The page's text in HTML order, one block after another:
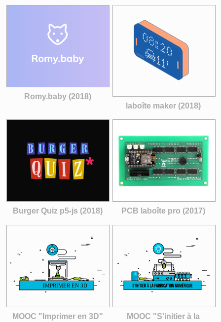
Romy.baby (2018)
laboîte maker (2018)
Burger Quiz p5*js (2018) PCB laboîte pro (2017)
MOOC "Imprimer en 3D"
MOOC "S'initier à la